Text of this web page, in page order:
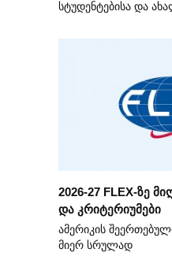
სტუდენტებისა და
2026-27 FLEX-ზე
და კრიტერიუმები
ამერიკის
მიერ სრულად